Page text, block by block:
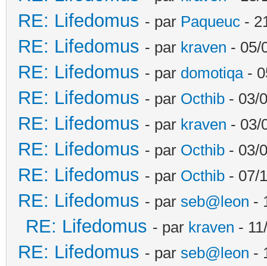
RE: Lifedomus - par Paqueuc -
RE: Lifedomus - par kraven - 05/
RE: Lifedomus - par domotiqa-
RE: Lifedomus - par Octhib - 03/
RE: Lifedomus - par kraven - 03/
RE: Lifedomus - par Octhib - 03/
RE: Lifedomus - par Octhib - 07/
RE: Lifedomus - par seb@leon -
RE: Lifedomus - par kraven -
RE: Lifedomus - par seb@leon -